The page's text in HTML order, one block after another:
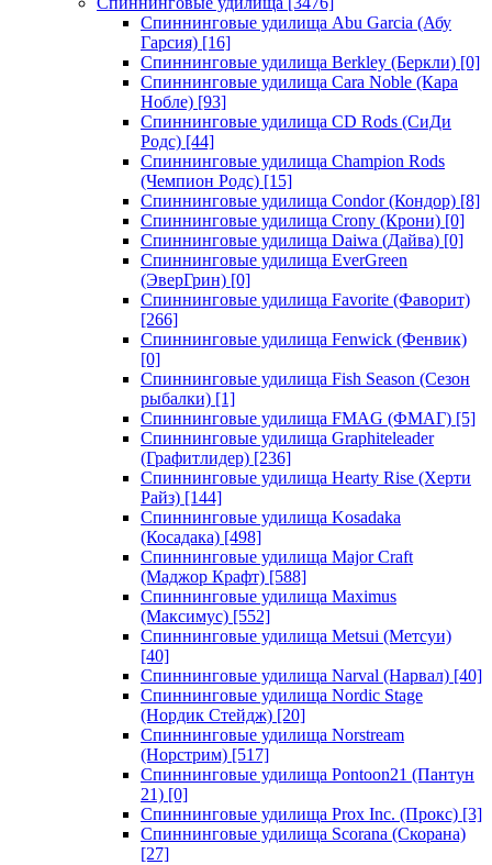
Спиннинговые удилища Abu Garcia (Абу
Гарсия) [16]
Спиннинговые удилища Berkley (Беркли) [0]
Спиннинговые удилища Cara Noble (Кара
Нобле) [93]
Спиннинговые удилища CD Rods (СиДи
Родс) [44]
Спиннинговые удилища Champion Rods
(Чемпион Родс) [15]
Спиннинговые удилища Condor (Кондор) [8]
Спиннинговые удилища Crony (Крони) [0]
Спиннинговые удилища Daiwa (Дайва) [0]
Спиннинговые удилища EverGreen
(ЭверГрин) [0]
Спиннинговые удилища Favorite (Фаворит)
[266]
Спиннинговые удилища Fenwick (Фенвик)
[0]
Спиннинговые удилища Fish Season (Сезон
рыбалки) [1]
Спиннинговые удилища FMAG (ФМАГ) [5]
Спиннинговые удилища Graphiteleader
(Графитлидер) [236]
Спиннинговые удилища Hearty Rise (Херти
Райз) [144]
Спиннинговые удилища Kosadaka
(Косадака) [498]
Спиннинговые удилища Major Craft
(Маджор Крафт) [588]
Спиннинговые удилища Maximus
(Максимус) [552]
Спиннинговые удилища Metsui (Метсуи)
[40]
Спиннинговые удилища Narval (Нарвал) [40]
Спиннинговые удилища Nordic Stage
(Нордик Стейдж) [20]
Спиннинговые удилища Norstream
(Норстрим) [517]
Спиннинговые удилища Pontoon21 (Пантун
21) [0]
Спиннинговые удилища Prox Inc. (Прокс) [3]
Спиннинговые удилища Scorana (Скорана)
[27]